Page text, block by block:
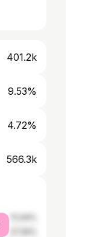
401.2k
9.53%
4.72%
566.3k